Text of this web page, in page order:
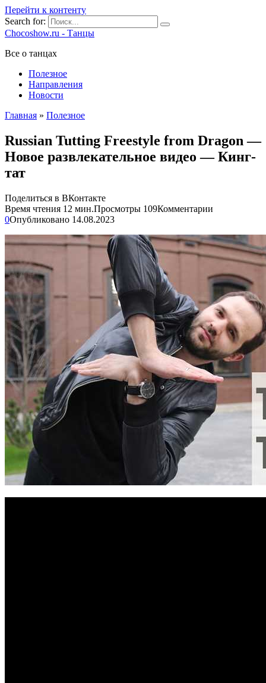
Перейти к контенту
Search for:
Chocoshow.ru - Танцы
Все о танцах
Полезное
Направления
Новости
Главная » Полезное
Russian Tutting Freestyle from Dragon —
Новое развлекательное видео — Кинг-
тат
Поделиться в ВКонтакте
Время чтения 12 мин.Просмотры 109Комментарии
0Опубликовано 14.08.2023